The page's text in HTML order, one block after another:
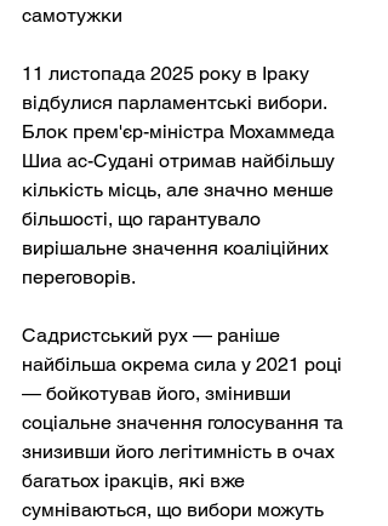
самотужки
11 листопада 2025 року в Іраку
відбулися парламентські вибори.
Блок прем'єр-міністра Мохаммеда
Шиа ас-Судані отримав найбільшу
кількість місць, але значно менше
більшості, що гарантувало
вирішальне значення коаліційних
переговорів.
Садристський рух — раніше
найбільша окрема сила у 2021 році
— бойкотував його, змінивши
соціальне значення голосування та
знизивши його легітимність в очах
багатьох іракців, які вже
сумніваються, що вибори можуть